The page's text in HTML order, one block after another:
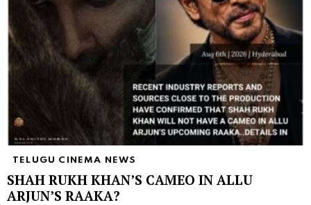
TELUGU CINEMA NEWS
SHAH RUKH KHAN’S CAMEO IN ALLU
ARJUN’S RAAKA?